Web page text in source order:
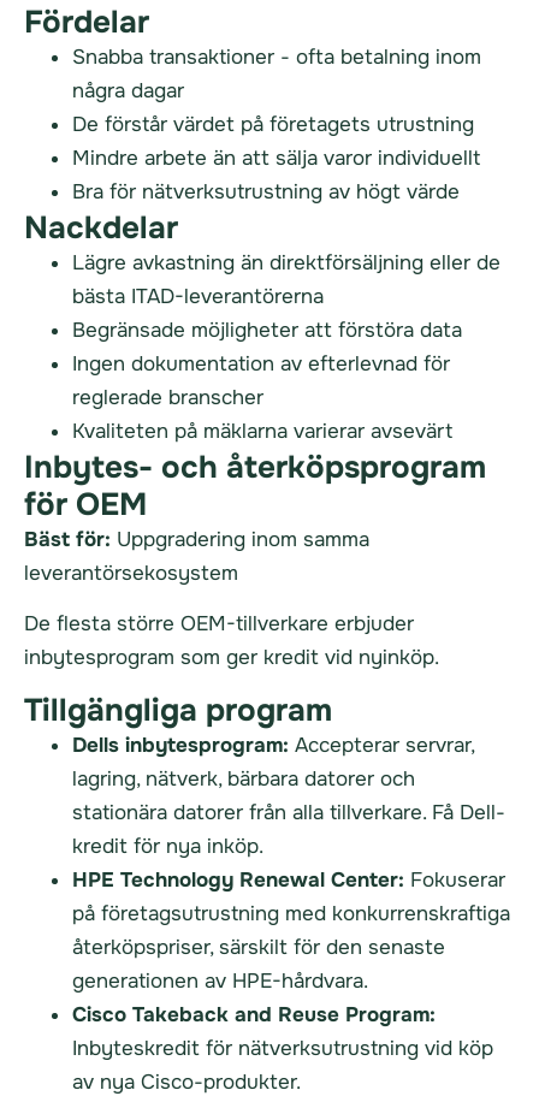
Fördelar
Snabba transaktioner - ofta betalning inom
några dagar
De förstår värdet på företagets utrustning
Mindre arbete än att sälja varor individuellt
Bra för nätverksutrustning av högt värde
Nackdelar
Lägre avkastning än direktförsäljning eller de
bästa ITAD-leverantörerna
Begränsade möjligheter att förstöra data
Ingen dokumentation av efterlevnad för
reglerade branscher
Kvaliteten på mäklarna varierar avsevärt
Inbytes- och återköpsprogram
för OEM
Bäst för: Uppgradering inom samma
leverantörsekosystem
De flesta större OEM-tillverkare erbjuder
inbytesprogram som ger kredit vid nyinköp.
Tillgängliga program
Dells inbytesprogram: Accepterar servrar,
lagring, nätverk, bärbara datorer och
stationära datorer från alla tillverkare. Få Dell-
kredit för nya inköp.
HPE Technology Renewal Center: Fokuserar
på företagsutrustning med konkurrenskraftiga
återköpspriser, särskilt för den senaste
generationen av HPE-hårdvara.
Cisco Takeback and Reuse Program:
Inbyteskredit för nätverksutrustning vid köp
av nya Cisco-produkter.